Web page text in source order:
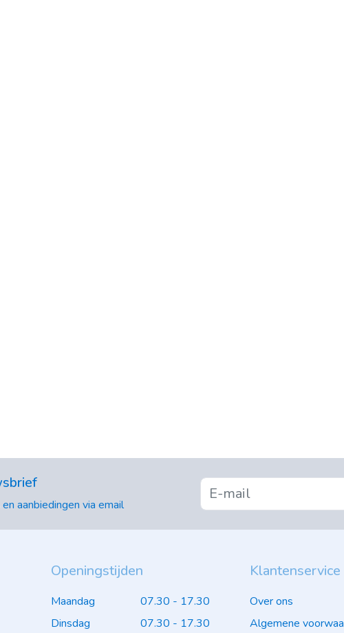
aanbiedingen via email
Openingstijden
Maandag
07.30 - 17.30
Dinsdag
07.30 - 17.30
Klantenservice
Over ons
Algemene